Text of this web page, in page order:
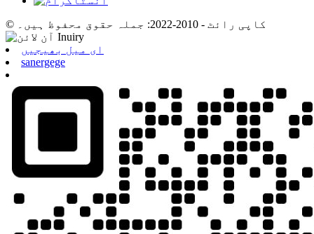
© کاپی رائٹ - 2010-2022: جملہ حقوق محفوظ ہیں۔
ای میل بھیجیں
sanergege